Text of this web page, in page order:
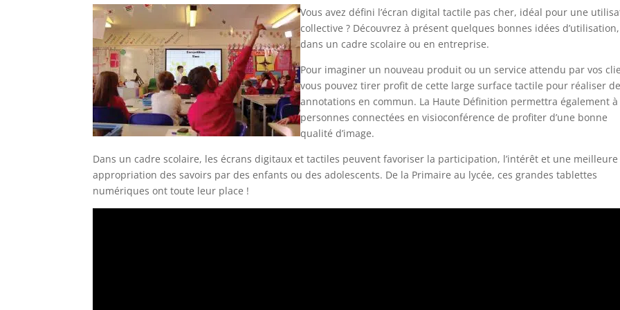
Vous avez défini l’écran digital tactile pas cher, idéal pour une
collective ? Découvrez à présent quelques bonnes idées d’utilisation,
dans un cadre scolaire ou en entreprise.
Pour imaginer un nouveau produit ou un service attendu par vos
vous pouvez tirer profit de cette large surface tactile pour réaliser
annotations en commun. La Haute Définition permettra également à
personnes connectées en visioconférence de profiter d’une bonne
qualité d’image.
Dans un cadre scolaire, les écrans digitaux et tactiles peuvent favoriser la participation, l’intérêt et une meilleure
appropriation des savoirs par des enfants ou des adolescents. De la Primaire au lycée, ces grandes tablettes
numériques ont toute leur place !